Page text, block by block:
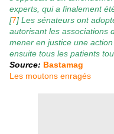
experts, qui a finalement
[7] Les sénateurs ont
autorisant les associations
mener en justice une
ensuite tous les patients
Source: Bastamag
Les moutons enragés